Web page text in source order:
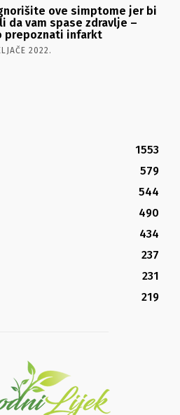
ove simptome jer bi
da vam spase zdravlje –
prepoznati infarkt
2022.
1553
579
544
490
434
237
231
219